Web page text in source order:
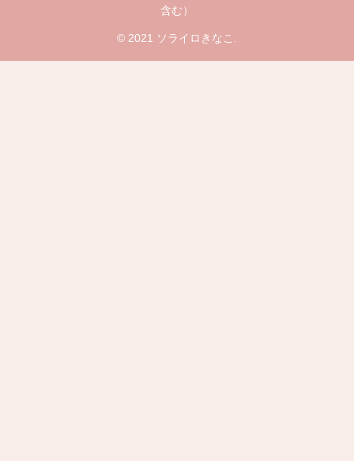
含む）
© 2021 ソライロきなこ.